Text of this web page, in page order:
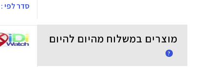
סדר לפי :
מוצרים במשלוח מהיום להיום
?